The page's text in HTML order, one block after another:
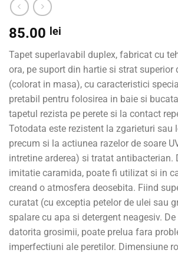
85.00 lei
Tapet superlavabil duplex, fabricat cu
ora, pe suport din hartie si strat
(colorat in masa), cu caracteristici
pretabil pentru folosirea in baie si
tapetul rezista pe perete si la contact
Totodata este rezistent la zgarieturi sau
precum si la actiunea razelor de soare
intretine arderea) si tratat antibacterian.
imitatie caramida, poate fi utilizat si in
creand o atmosfera deosebita. Fiind
curatat (cu exceptia petelor de ulei sau
spalare cu apa si detergent neagesiv. De
datorita grosimii, poate prelua fara
imperfectiuni ale peretilor. Dimensiune